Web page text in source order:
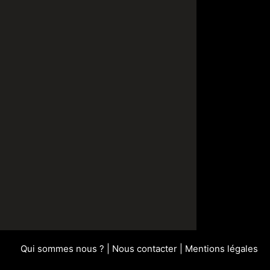
Qui sommes nous ? Nous contacter Mentions légales